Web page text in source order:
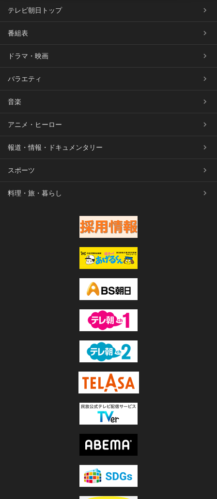
テレビ朝日トップ
番組表
ドラマ・映画
バラエティ
音楽
アニメ・ヒーロー
報道・情報・ドキュメンタリー
スポーツ
料理・旅・暮らし